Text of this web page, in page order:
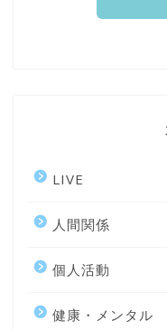
LIVE
人間関係
個人活動
健康・メンタル